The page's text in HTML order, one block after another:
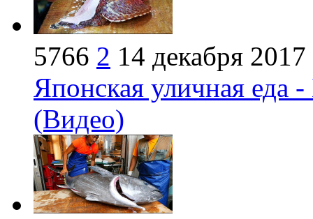
5766 2 14 декабря 2017
Японская уличная еда
(Видео)